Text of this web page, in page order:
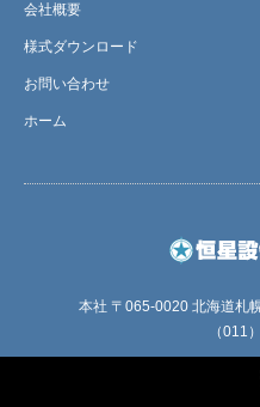
会社概要
様式ダウンロード
お問い合わせ
ホーム
本社 〒065-0020 北海道札
（011